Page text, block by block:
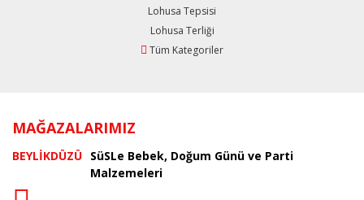
Lohusa Tepsisi
Lohusa Terliği
Tüm Kategoriler
MAĞAZALARIMIZ
BEYLİKDÜZÜ SüSLe Bebek, Doğum Günü ve Parti
Malzemeleri